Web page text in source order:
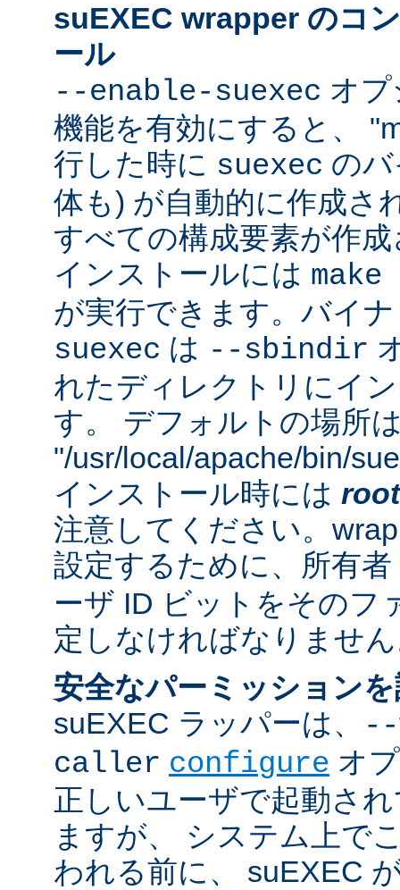
suEXEC wrapper のコ
ール
--enable-suexec オ
機能を有効にすると、
行した時に suexec の
体も) が自動的に作成さ
すべての構成要素が作
インストールには
が実行できます。バイ
suexec は --sbindir
れたディレクトリにイ
す。 デフォルトの場所
"/usr/local/apache/bin/
インストール時には root
注意してください。
設定するために、所有者
ーザ ID ビットをそのフ
定しなければなりませ
安全なパーミッション
suEXEC ラッパーは、
caller configure オ
正しいユーザで起動さ
ますが、 システム上で
われる前に、 suEXEC